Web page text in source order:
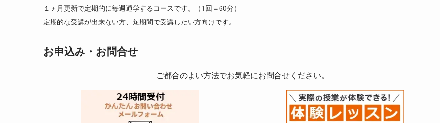
１ヵ月更新で定期的に毎週通学するコースです。（1回＝60分）
定期的な受講が出来ない方、短期間で受講したい方向けです。
お申込み・お問合せ
ご都合のよい方法でお気軽にお問合せください。